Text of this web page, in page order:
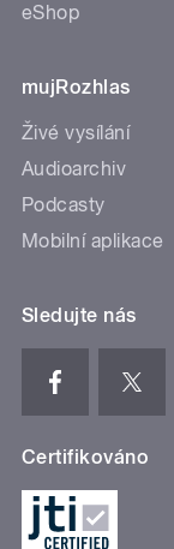
eShop
mujRozhlas
Živé vysílání
Audioarchiv
Podcasty
Mobilní aplikace
Sledujte nás
Certifikováno